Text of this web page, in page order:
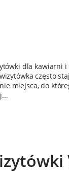
dla kawiarni
często
miejsca, do